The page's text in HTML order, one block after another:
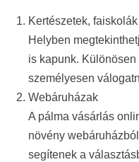
Kertészetek, faiskolák
Helyben
is kapunk.
személyesen
Webáruházak
A pálma vásárlás
növény
segítenek a